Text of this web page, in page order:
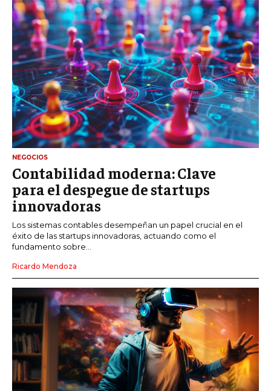
NEGOCIOS
Contabilidad moderna: Clave
para el despegue de startups
innovadoras
Los sistemas contables desempeñan un papel crucial en el
éxito de las startups innovadoras, actuando como el
fundamento sobre...
Ricardo Mendoza